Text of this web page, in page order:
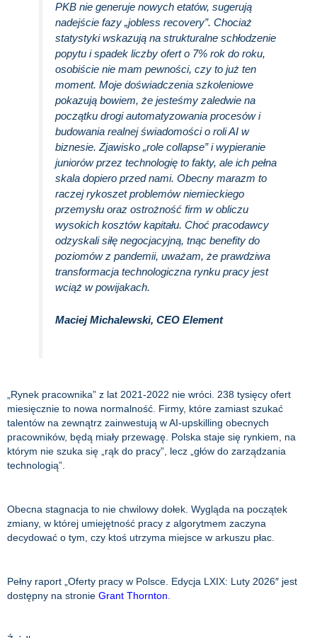
PKB nie generuje nowych etatów, sugerują
nadejście fazy „jobless recovery”. Chociaż
statystyki wskazują na strukturalne schłodzenie
popytu i spadek liczby ofert o 7% rok do roku,
osobiście nie mam pewności, czy to już ten
moment. Moje doświadczenia szkoleniowe
pokazują bowiem, że jesteśmy zaledwie na
początku drogi automatyzowania procesów i
budowania realnej świadomości o roli AI w
biznesie. Zjawisko „role collapse” i wypieranie
juniorów przez technologię to fakty, ale ich pełna
skala dopiero przed nami. Obecny marazm to
raczej rykoszet problemów niemieckiego
przemysłu oraz ostrożność firm w obliczu
wysokich kosztów kapitału. Choć pracodawcy
odzyskali siłę negocjacyjną, tnąc benefity do
poziomów z pandemii, uważam, że prawdziwa
transformacja technologiczna rynku pracy jest
wciąż w powijakach.
Maciej Michalewski, CEO Element
„Rynek pracownika” z lat 2021-2022 nie wróci. 238 tysięcy ofert
miesięcznie to nowa normalność. Firmy, które zamiast szukać
talentów na zewnątrz zainwestują w AI-upskilling obecnych
pracowników, będą miały przewagę. Polska staje się rynkiem, na
którym nie szuka się „rąk do pracy”, lecz „głów do zarządzania
technologią”.
Obecna stagnacja to nie chwilowy dołek. Wygląda na początek
zmiany, w której umiejętność pracy z algorytmem zaczyna
decydować o tym, czy ktoś utrzyma miejsce w arkuszu płac.
Pełny raport „Oferty pracy w Polsce. Edycja LXIX: Luty 2026″ jest
dostępny na stronie Grant Thornton